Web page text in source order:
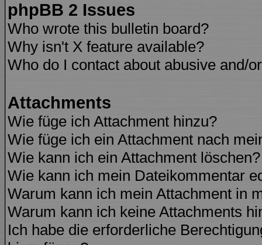
phpBB 2 Issues
Who wrote this bulletin board?
Why isn't X feature available?
Who do I contact about abusive and/
Attachments
Wie füge ich Attachment hinzu?
Wie füge ich ein Attachment nach
Wie kann ich ein Attachment löschen?
Wie kann ich mein Dateikommentar
Warum kann ich mein Attachment in
Warum kann ich keine Attachments
Ich habe die erforderliche